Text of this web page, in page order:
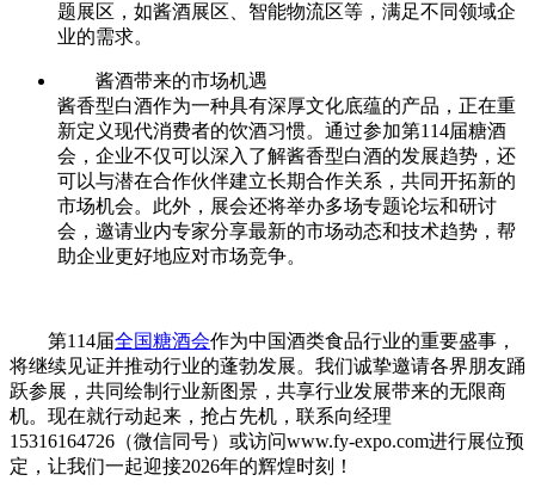
题展区，如酱酒展区、智能物流区等，满足不同领域企
业的需求。
酱酒带来的市场机遇
酱香型白酒作为一种具有深厚文化底蕴的产品，正在重
新定义现代消费者的饮酒习惯。通过参加第114届糖酒
会，企业不仅可以深入了解酱香型白酒的发展趋势，还
可以与潜在合作伙伴建立长期合作关系，共同开拓新的
市场机会。此外，展会还将举办多场专题论坛和研讨
会，邀请业内专家分享最新的市场动态和技术趋势，帮
助企业更好地应对市场竞争。
第114届全国糖酒会作为中国酒类食品行业的重要盛事，
将继续见证并推动行业的蓬勃发展。我们诚挚邀请各界朋友踊
跃参展，共同绘制行业新图景，共享行业发展带来的无限商
机。现在就行动起来，抢占先机，联系向经理
15316164726（微信同号）或访问www.fy-expo.com进行展位预
定，让我们一起迎接2026年的辉煌时刻！